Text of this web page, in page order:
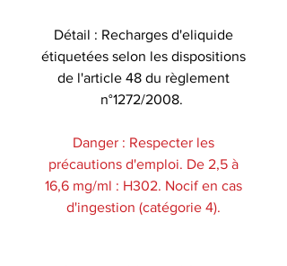
Détail : Recharges d'eliquide
étiquetées selon les dispositions
de l'article 48 du règlement
n°1272/2008.
Danger : Respecter les
précautions d'emploi. De 2,5 à
16,6 mg/ml : H302. Nocif en cas
d'ingestion (catégorie 4).